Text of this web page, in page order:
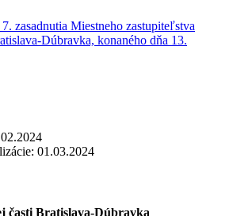
zasadnutia Miestneho zastupiteľstva
Dúbravka, konaného dňa 13.
01.03.2024
časti Bratislava-Dúbravka